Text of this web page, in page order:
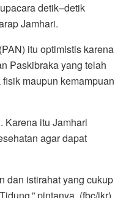
detik–detik
Jamhari.
itu optimistis karena
Paskibraka yang telah
maupun kemampuan
Karena itu Jamhari
agar dapat
dan istirahat yang cukup